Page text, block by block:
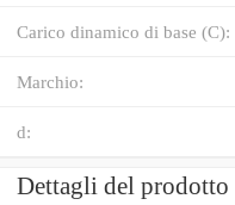
Carico dinamico di base (C):
Marchio:
d:
Dettagli del prodotto